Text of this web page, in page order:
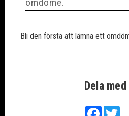
Dela
Facebook
Bli den första att lämna ett